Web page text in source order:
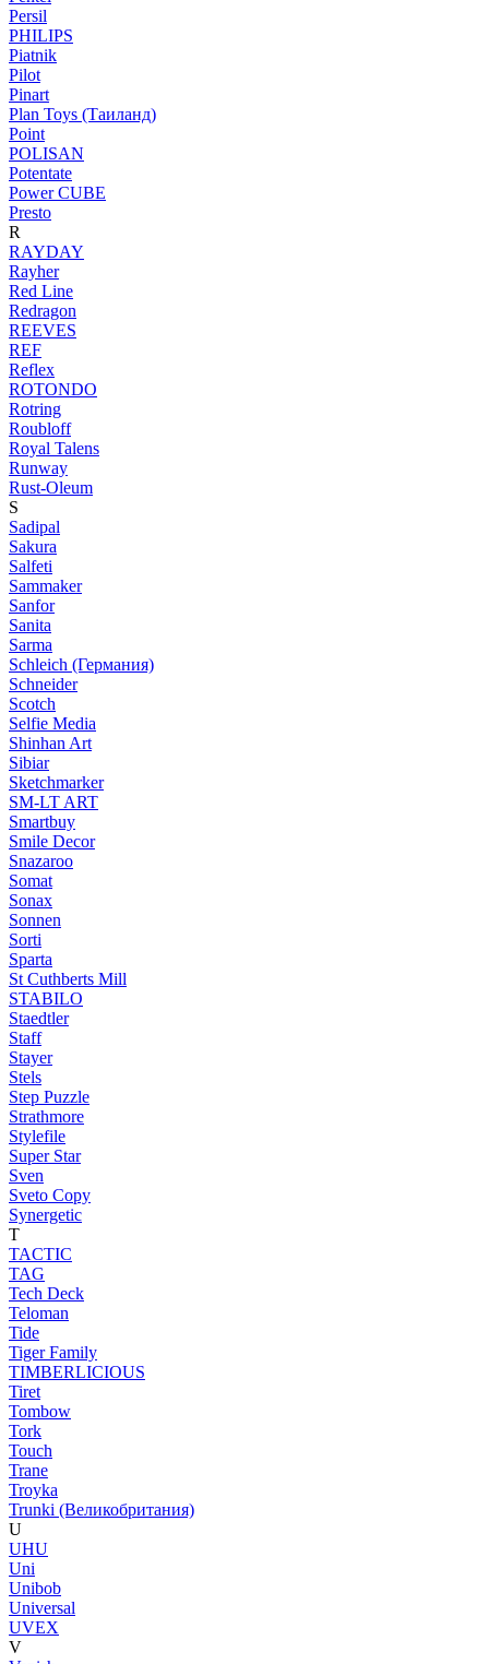
Persil
PHILIPS
Piatnik
Pilot
Pinart
Plan Toys (Таиланд)
Point
POLISAN
Potentate
Power CUBE
Presto
R
RAYDAY
Rayher
Red Line
Redragon
REEVES
REF
Reflex
ROTONDO
Rotring
Roubloff
Royal Talens
Runway
Rust-Oleum
S
Sadipal
Sakura
Salfeti
Sammaker
Sanfor
Sanita
Sarma
Schleich (Германия)
Schneider
Scotch
Selfie Media
Shinhan Art
Sibiar
Sketchmarker
SM-LT ART
Smartbuy
Smile Decor
Snazaroo
Somat
Sonax
Sonnen
Sorti
Sparta
St Cuthberts Mill
STABILO
Staedtler
Staff
Stayer
Stels
Step Puzzle
Strathmore
Stylefile
Super Star
Sven
Sveto Copy
Synergetic
T
TACTIC
TAG
Tech Deck
Teloman
Tide
Tiger Family
TIMBERLICIOUS
Tiret
Tombow
Tork
Touch
Trane
Troyka
Trunki (Великобритания)
U
UHU
Uni
Unibob
Universal
UVEX
V